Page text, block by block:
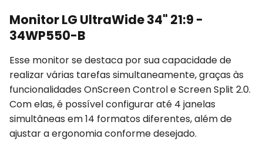
Monitor LG UltraWide 34" 21:9 -
34WP550-B
Esse monitor se destaca por sua capacidade de
realizar várias tarefas simultaneamente, graças às
funcionalidades OnScreen Control e Screen Split 2.0.
Com elas, é possível configurar até 4 janelas
simultâneas em 14 formatos diferentes, além de
ajustar a ergonomia conforme desejado.